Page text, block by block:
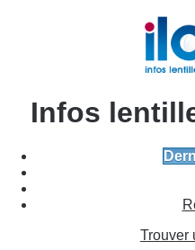
Infos
Trouver